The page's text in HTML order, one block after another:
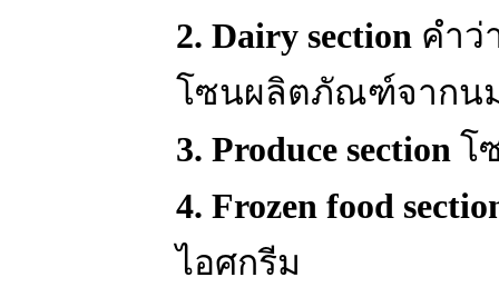
2. Dairy section คำว่
โซนผลิตภัณฑ์จากนม
3. Produce section โ
4. Frozen food
ไอศกรีม